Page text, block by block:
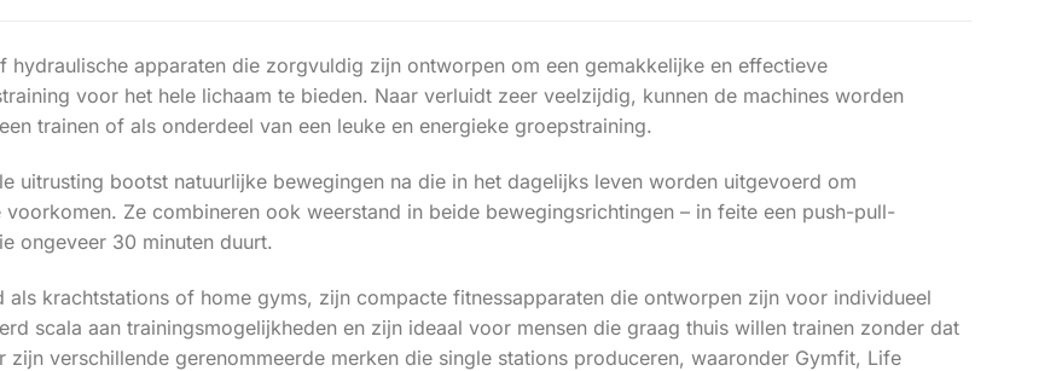
hydraulische apparaten die zorgvuldig zijn ontworpen om een gemakkelijke en effectieve
voor het hele lichaam te bieden. Naar verluidt zeer veelzijdig, kunnen de machines worden
trainen of als onderdeel van een leuke en energieke groepstraining.
uitrusting bootst natuurlijke bewegingen na die in het dagelijks leven worden uitgevoerd om
Ze combineren ook weerstand in beide bewegingsrichtingen – in feite een push-pull-
ongeveer 30 minuten duurt.
als krachtstations of home gyms, zijn compacte fitnessapparaten die ontworpen zijn voor individueel
scala aan trainingsmogelijkheden en zijn ideaal voor mensen die graag thuis willen trainen zonder dat
zijn verschillende gerenommeerde merken die single stations produceren, waaronder Gymfit, Life